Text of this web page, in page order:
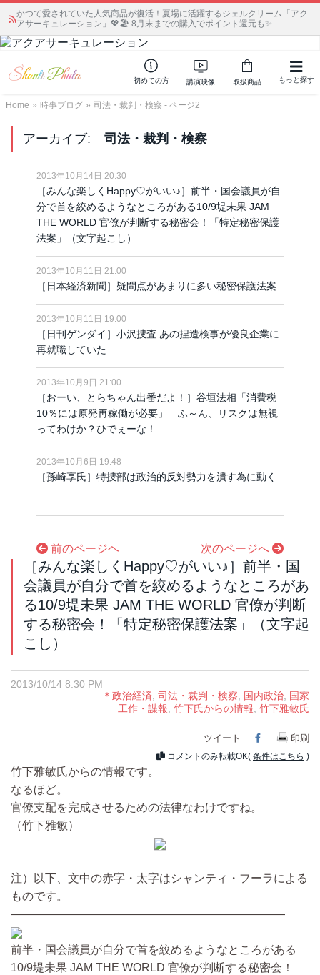
かつて愛されていた人気商品が復活！夏場に活躍するジェルクリーム「アク
アサーキュレーション」💖🏖️ 8月末までの購入でポイント還元も✨
初めての方 講演映像 取扱商品 もっと探す
Home » 時事ブログ » 司法・裁判・検察 - ページ2
アーカイブ: 司法・裁判・検察
2013年10月14日 20:30
［みんな楽しくHappy♡がいい♪］前半・国会議員が自
分で首を絞めるようなところがある10/9堤未果 JAM
THE WORLD 官僚が判断する秘密会！「特定秘密保護
法案」（文字起こし）
2013年10月11日 21:00
［日本経済新聞］疑問点があまりに多い秘密保護法案
2013年10月11日 19:00
［日刊ゲンダイ］小沢捜査 あの捏造検事が優良企業に
再就職していた
2013年10月9日 21:00
［おーい、とらちゃん出番だよ！］谷垣法相「消費税
10％には原発再稼働が必要」 ふ～ん、リスクは無視
ってわけか？ひでぇーな！
2013年10月6日 19:48
［孫崎享氏］特捜部は政治的反対勢力を潰す為に動く
前のページヘ 次のページへ
［みんな楽しくHappy♡がいい♪］前半・国
会議員が自分で首を絞めるようなところがあ
る10/9堤未果 JAM THE WORLD 官僚が判断
する秘密会！「特定秘密保護法案」（文字起
こし）
2013/10/14 8:30 PM
＊政治経済 司法・裁判・検察 国内政治
国家
工作・諜報 竹下氏からの情報 竹下雅敏氏
ツイート Facebook
印刷
コメントのみ転載OK( 条件はこちら )
竹下雅敏氏からの情報です。
なるほど。
官僚支配を完成させるための法律なわけですね。
（竹下雅敏）
注）以下、文中の赤字・太字はシャンティ・フーラによる
ものです。
————————————————————————
前半・国会議員が自分で首を絞めるようなところがある
10/9堤未果 JAM THE WORLD 官僚が判断する秘密会！